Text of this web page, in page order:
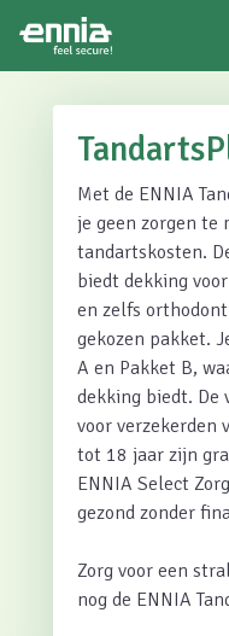
Met de ENNIA
je geen zorgen te
tandartskosten.
biedt dekking
en zelfs
gekozen pakket.
A en Pakket B,
dekking biedt. De
voor verzekerden
tot 18 jaar zijn
ENNIA Select
gezond zonder
Zorg voor een
nog de ENNIA